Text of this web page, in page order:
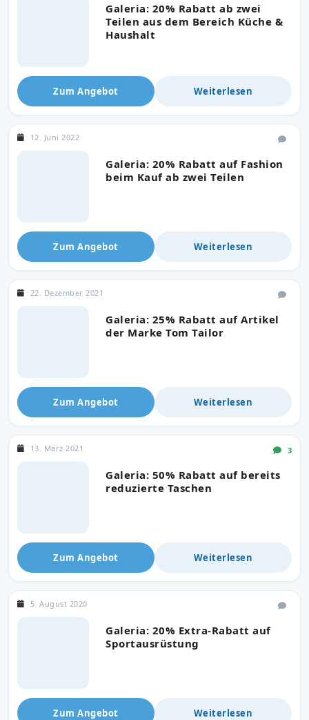
Galeria: 20% Rabatt ab zwei
Teilen aus dem Bereich Küche &
Haushalt
Zum Angebot Weiterlesen
Galeria: 20% Rabatt auf Fashion
beim Kauf ab zwei Teilen
12. Juni 2022
Zum Angebot Weiterlesen
Galeria: 25% Rabatt auf Artikel
der Marke Tom Tailor
22. Dezember 2021
Zum Angebot Weiterlesen
Galeria: 50% Rabatt auf bereits
reduzierte Taschen
13. März 2021 3
Zum Angebot Weiterlesen
Galeria: 20% Extra-Rabatt auf
Sportausrüstung
5. August 2020
Zum Angebot Weiterlesen